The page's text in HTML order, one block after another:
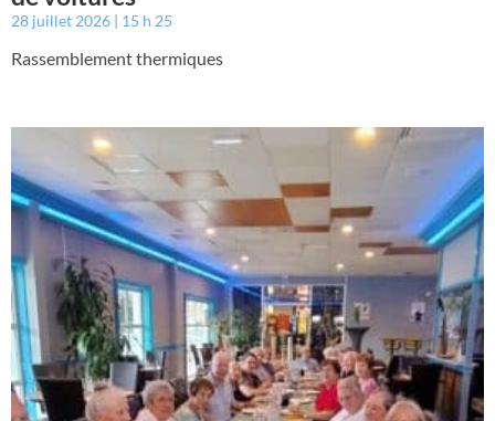
28 juillet 2026 15 h 25
Rassemblement thermiques